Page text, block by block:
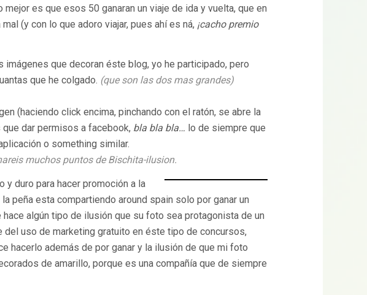
es que esos 50 ganaran un viaje de ida y vuelta, que en
(y con lo que adoro viajar, pues ahí es ná, ¡cacho premio
que decoran éste blog, yo he participado, pero
que he colgado. (que son las dos mas grandes)
(haciendo click encima, pinchando con el ratón, se abre la
dar permisos a facebook, bla bla bla… lo de siempre que
o something similar.
muchos puntos de Bischita-ilusion.
duro para hacer promoción a la
peña esta compartiendo around spain solo por ganar un
hace algún tipo de ilusión que su foto sea protagonista de un
del uso de marketing gratuito en éste tipo de concursos,
hacerlo además de por ganar y la ilusión de que mi foto
de amarillo, porque es una compañía que de siempre